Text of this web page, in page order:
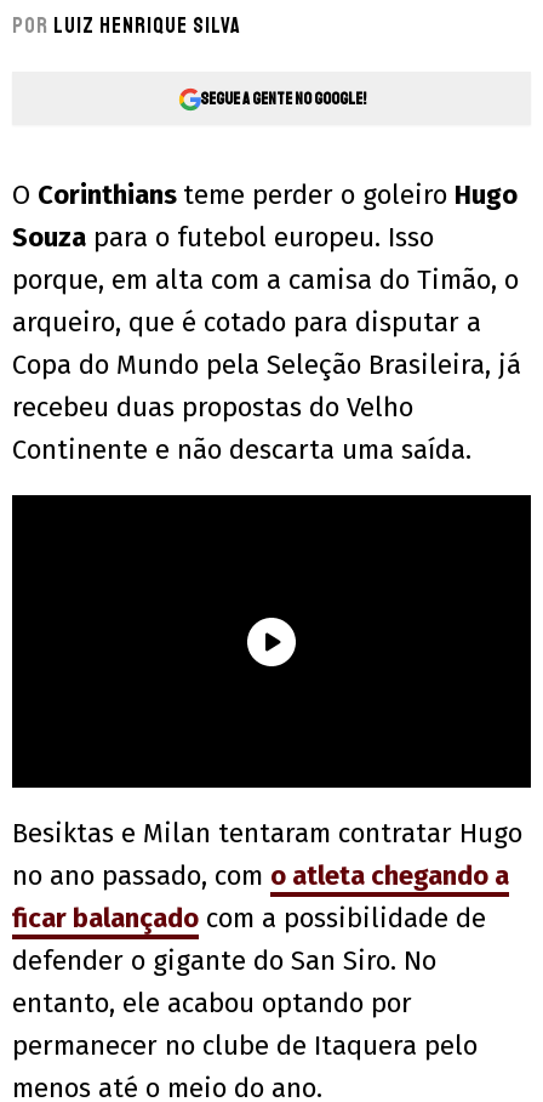
Por Luiz Henrique Silva
Segue a gente no Google!
O Corinthians teme perder o goleiro Hugo
Souza para o futebol europeu. Isso
porque, em alta com a camisa do Timão, o
arqueiro, que é cotado para disputar a
Copa do Mundo pela Seleção Brasileira, já
recebeu duas propostas do Velho
Continente e não descarta uma saída.
Besiktas e Milan tentaram contratar Hugo
no ano passado, com o atleta chegando a
ficar balançado com a possibilidade de
defender o gigante do San Siro. No
entanto, ele acabou optando por
permanecer no clube de Itaquera pelo
menos até o meio do ano.